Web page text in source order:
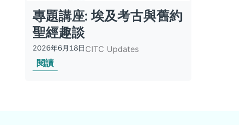
專題講座: 埃及考古與舊約
聖經趣談
2026年6月18日CITC Updates
閱讀